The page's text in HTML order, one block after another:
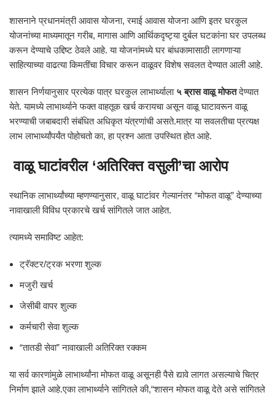
शासनाने प्रधानमंत्री आवास योजना, रमाई आवास योजना आणि इतर घरकुल
योजनांच्या माध्यमातून गरीब, मागास आणि आर्थिकदृष्ट्या दुर्बल घटकांना घर उपलब्ध
करून देण्याचे उद्दिष्ट ठेवले आहे. या योजनांमध्ये घर बांधकामासाठी लागणाऱ्या
साहित्याच्या वाढत्या किमतींचा विचार करून वाळूवर विशेष सवलत देण्यात आली आहे.
शासन निर्णयानुसार प्रत्येक पात्र घरकुल लाभार्थ्याला ५ ब्रास वाळू मोफतदेण्यात
येते. यामध्ये लाभार्थ्याने फक्त वाहतूक खर्च करायचा असून वाळू घाटावरून वाळू
भरण्याची जबाबदारी संबंधित अधिकृत यंत्रणांची असते.मात्र या सवलतीचा प्रत्यक्ष
लाभ लाभार्थ्यांपर्यंत पोहोचतो का, हा प्रश्न आता उपस्थित होत आहे.
वाळू घाटांवरील ‘अतिरिक्त वसुली’चा आरोप
स्थानिक लाभार्थ्यांच्या म्हणण्यानुसार, वाळू घाटांवर गेल्यानंतर “मोफत वाळू” देण्याच्या
नावाखाली विविध प्रकारचे खर्च सांगितले जात आहेत.
त्यामध्ये समाविष्ट आहेत:
ट्रॅक्टर/ट्रक भरणा शुल्क
मजुरी खर्च
जेसीबी वापर शुल्क
कर्मचारी सेवा शुल्क
“तातडी सेवा” नावाखाली अतिरिक्त रक्कम
या सर्व कारणांमुळे लाभार्थ्यांना मोफत वाळू असूनही पैसे द्यावे लागत असल्याचे चित्र
निर्माण झाले आहे.एका लाभार्थ्याने सांगितले की,“शासन मोफत वाळू देते असे सांगितले